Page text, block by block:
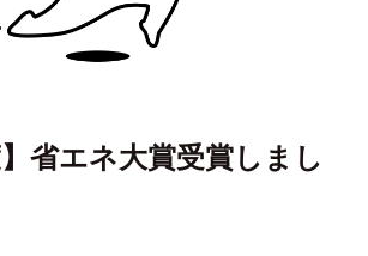
】省エネ大賞受賞しまし